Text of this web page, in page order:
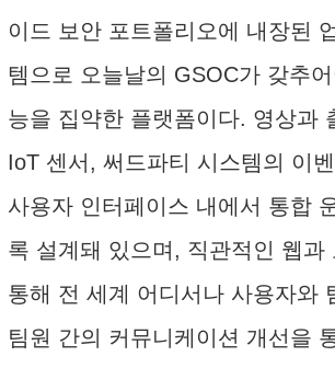
이드 보안 포트폴리오에 내장된
템으로 오늘날의 GSOC가 갖추어
능을 집약한 플랫폼이다. 영상과
IoT 센서, 써드파티 시스템의 이
사용자 인터페이스 내에서 통합
록 설계돼 있으며, 직관적인 웹과
통해 전 세계 어디서나 사용자와
팀원 간의 커뮤니케이션 개선을